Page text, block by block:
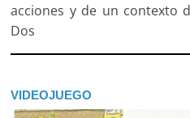
acciones y de un contexto
Dos
VIDEOJUEGO